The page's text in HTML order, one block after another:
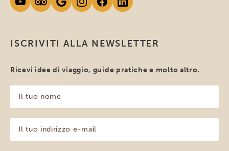
ISCRIVITI ALLA NEWSLETTER
Ricevi idee di viaggio, guide pratiche e molto altro.
tuo
nome
(Obbligatorio)
tuo
indirizzo